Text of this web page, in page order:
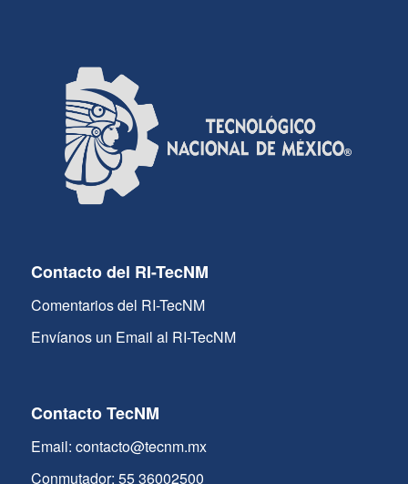
Contacto del RI-TecNM
Comentarios del RI-TecNM
Envíanos un Email al RI-TecNM
Contacto TecNM
Email: contacto@tecnm.mx
Conmutador: 55 36002500